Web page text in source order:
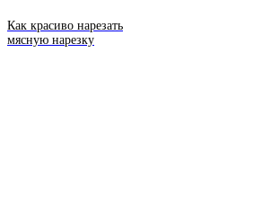
Как красиво нарезать
мясную нарезку